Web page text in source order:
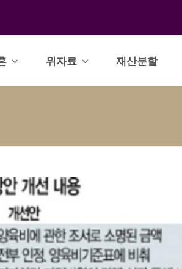
위자료 재산분할